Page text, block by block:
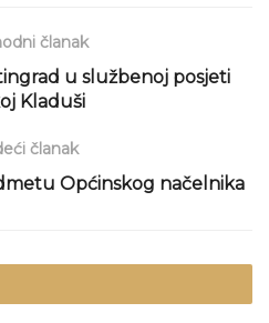
članak
u službenoj posjeti
Kladuši
članak
Općinskog načelnika